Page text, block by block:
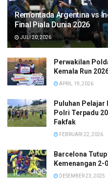
Remontada Argentina vs
Final Piala Dunia 2026
JULI 20, 2026
Perwakilan
Kemala Run
APRIL 19, 2026
Puluhan
Polri Terpadu
Fakfak
FEBRUARI 22, 2026
Barcelona
Kemenangan 2-
DESEMBER 23, 2025